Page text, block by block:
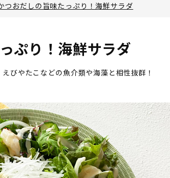
つおだしの旨味たっぷり！海鮮サラダ
ぷり！海鮮サラダ
びやたこなどの魚介類や海藻と相性抜群！